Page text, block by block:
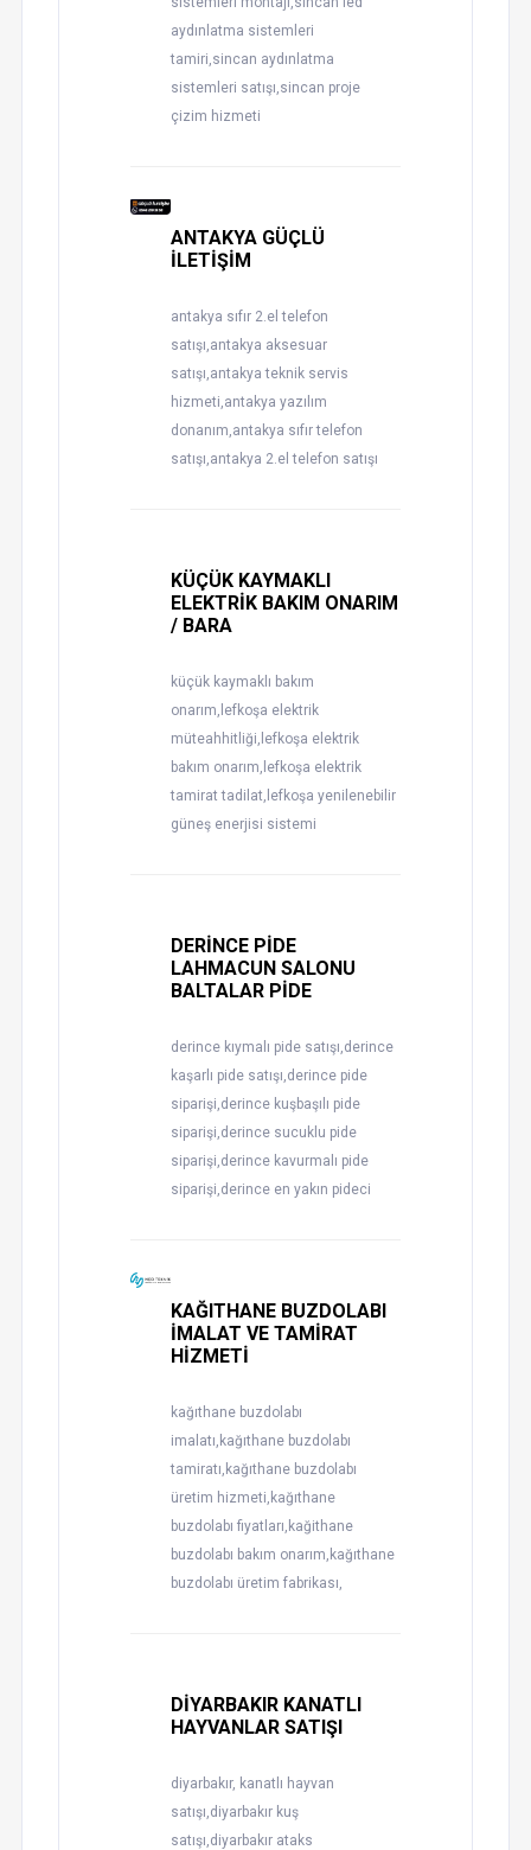
aydınlatma sistemleri
tamiri,sincan aydınlatma
sistemleri satışı,sincan proje
çizim hizmeti
ANTAKYA GÜÇLÜ
İLETİŞİM
antakya sıfır 2.el telefon
satışı,antakya aksesuar
satışı,antakya teknik servis
hizmeti,antakya yazılım
donanım,antakya sıfır telefon
satışı,antakya 2.el telefon satışı
KÜÇÜK KAYMAKLI
ELEKTRİK BAKIM ONARIM
/ BARA
küçük kaymaklı bakım
onarım,lefkoşa elektrik
müteahhitliği,lefkoşa elektrik
bakım onarım,lefkoşa elektrik
tamirat tadilat,lefkoşa yenilenebilir
güneş enerjisi sistemi
DERİNCE PİDE
LAHMACUN SALONU
BALTALAR PİDE
derince kıymalı pide satışı,derince
kaşarlı pide satışı,derince pide
siparişi,derince kuşbaşılı pide
siparişi,derince sucuklu pide
siparişi,derince kavurmalı pide
siparişi,derince en yakın pideci
KAĞITHANE BUZDOLABI
İMALAT VE TAMİRAT
HİZMETİ
kağıthane buzdolabı
imalatı,kağıthane buzdolabı
tamiratı,kağıthane buzdolabı
üretim hizmeti,kağıthane
buzdolabı fiyatları,kağithane
buzdolabı bakım onarım,kağıthane
buzdolabı üretim fabrikası,
DİYARBAKIR KANATLI
HAYVANLAR SATIŞI
diyarbakır, kanatlı hayvan
satışı,diyarbakır kuş
satışı,diyarbakır ataks